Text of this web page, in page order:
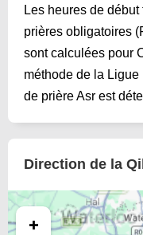
Les heures de
prières obligatoires
sont calculées pour
méthode de la
de prière Asr est
Direction de la
+